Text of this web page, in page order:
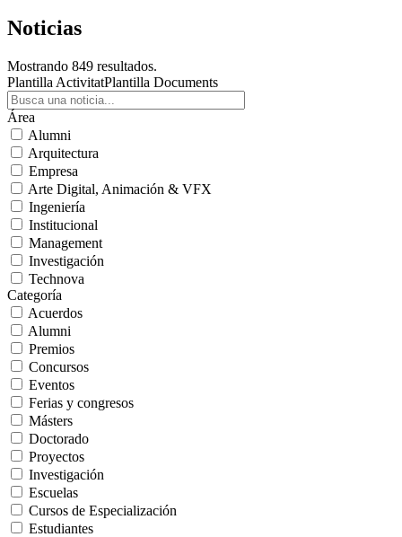
Noticias
Mostrando 849 resultados.
Plantilla ActivitatPlantilla Documents
Área
Alumni
Arquitectura
Empresa
Arte Digital, Animación & VFX
Ingeniería
Institucional
Management
Investigación
Technova
Categoría
Acuerdos
Alumni
Premios
Concursos
Eventos
Ferias y congresos
Másters
Doctorado
Proyectos
Investigación
Escuelas
Cursos de Especialización
Estudiantes